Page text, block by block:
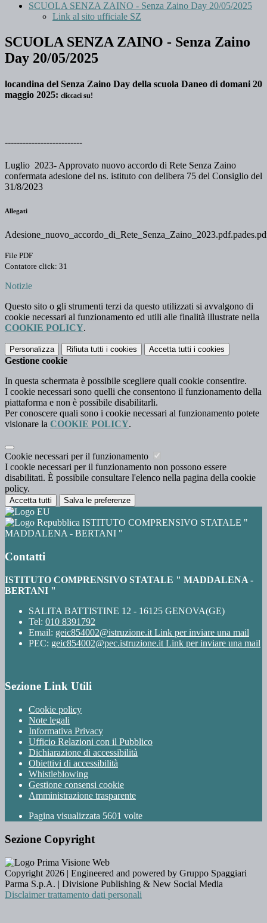
SCUOLA SENZA ZAINO - Senza Zaino Day 20/05/2025
Link al sito ufficiale SZ
SCUOLA SENZA ZAINO - Senza Zaino
Day 20/05/2025
locandina del Senza Zaino Day della scuola Daneo di domani 20
maggio 2025: cliccaci su!
--------------------------
Luglio 2023- Approvato nuovo accordo di Rete Senza Zaino
confermata adesione del ns. istituto con delibera 75 del Consiglio del
31/8/2023
Allegati
File PDF
Contatore click: 31
Notizie
Questo sito o gli strumenti terzi da questo utilizzati si avvalgono di
cookie necessari al funzionamento ed utili alle finalità illustrate nella
COOKIE POLICY.
Personalizza Rifiuta tutti i cookies Accetta tutti i cookies
Gestione cookie
In questa schermata è possibile scegliere quali cookie consentire.
I cookie necessari sono quelli che consentono il funzionamento della
piattaforma e non è possibile disabilitarli.
Per conoscere quali sono i cookie necessari al funzionamento potete
visionare la COOKIE POLICY.
Cookie necessari per il funzionamento
I cookie necessari per il funzionamento non possono essere
disabilitati. È possibile consultare l'elenco nella pagina della cookie
policy.
Accetta tutti Salva le preferenze
ISTITUTO COMPRENSIVO STATALE "
MADDALENA - BERTANI "
Contatti
ISTITUTO COMPRENSIVO STATALE " MADDALENA -
BERTANI "
SALITA BATTISTINE 12 - 16125 GENOVA(GE)
Tel: 010 8391792
Email: geic854002@istruzione.it Link per inviare una mail
PEC: geic854002@pec.istruzione.it Link per inviare una mail
Sezione Link Utili
Cookie policy
Note legali
Informativa Privacy
Ufficio Relazioni con il Pubblico
Dichiarazione di accessibilità
Obiettivi di accessibilità
Whistleblowing
Gestione consensi cookie
Amministrazione trasparente
Pagina visualizzata 5601 volte
Sezione Copyright
Copyright 2026 | Engineered and powered by Gruppo Spaggiari
Parma S.p.A. | Divisione Publishing & New Social Media
Disclaimer trattamento dati personali